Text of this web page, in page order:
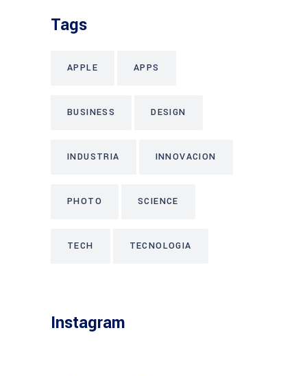
Tags
APPLE APPS
BUSINESS DESIGN
INDUSTRIA INNOVACION
PHOTO SCIENCE
TECH TECNOLOGIA
Instagram